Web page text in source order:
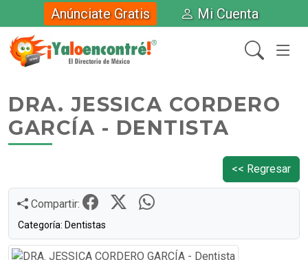
Anúnciate Gratis Mi Cuenta
DRA. JESSICA CORDERO
GARCÍA - DENTISTA
<< Regresar
Compartir:
Categoría: Dentistas